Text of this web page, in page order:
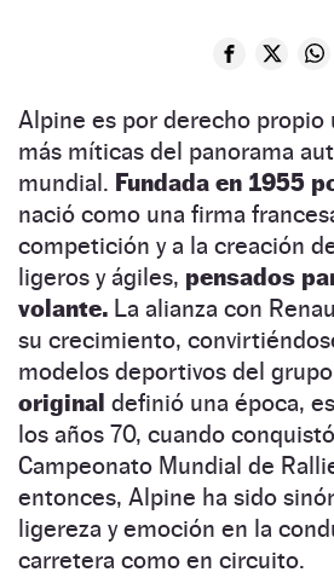
Alpine es por derecho propio
más míticas del panorama
mundial. Fundada en 1955
nació como una firma
competición y a la creación
ligeros y ágiles, pensados
volante. La alianza con
su crecimiento,
modelos deportivos del
original definió una época,
los años 70, cuando
Campeonato Mundial de
entonces, Alpine ha sido
ligereza y emoción en la
carretera como en circuito.